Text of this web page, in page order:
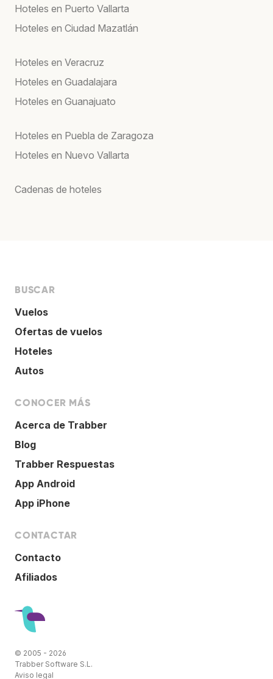
Hoteles en Puerto Vallarta
Hoteles en Ciudad Mazatlán
Hoteles en Veracruz
Hoteles en Guadalajara
Hoteles en Guanajuato
Hoteles en Puebla de Zaragoza
Hoteles en Nuevo Vallarta
Cadenas de hoteles
BUSCAR
Vuelos
Ofertas de vuelos
Hoteles
Autos
CONOCER MÁS
Acerca de Trabber
Blog
Trabber Respuestas
App Android
App iPhone
CONTACTAR
Contacto
Afiliados
© 2005 - 2026
Trabber Software S.L.
Aviso legal